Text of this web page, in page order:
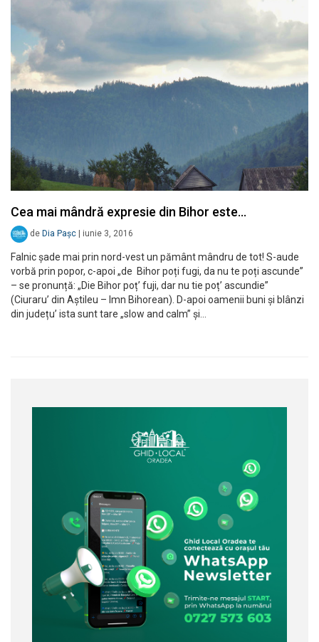
Cea mai mândră expresie din Bihor este…
de Dia Pașc iunie 3, 2016
Falnic șade mai prin nord-vest un pământ mândru de tot! S-aude
vorbă prin popor, c-apoi „de Bihor poți fugi, da nu te poți ascunde”
– se pronunță: „Die Bihor poț’ fuji, dar nu tie poț’ ascundie”
(Ciuraru’ din Aștileu – Imn Bihorean). D-apoi oamenii buni și blânzi
din județu’ ista sunt tare „slow and calm” și…